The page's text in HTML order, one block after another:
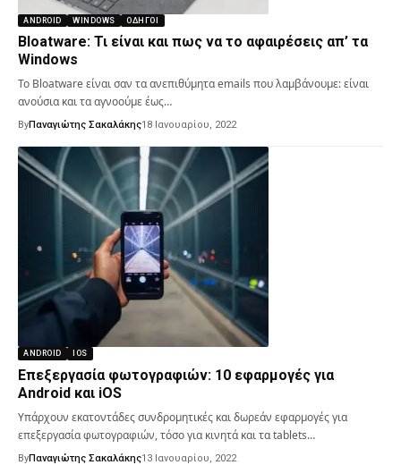
ANDROID WINDOWS ΟΔΗΓΟΊ
Bloatware: Τι είναι και πως να το αφαιρέσεις απ’ τα
Windows
Το Bloatware είναι σαν τα ανεπιθύμητα emails που λαμβάνουμε: είναι
ανούσια και τα αγνοούμε έως…
ByΠαναγιώτης Σακαλάκης18 Ιανουαρίου, 2022
ANDROID IOS
Επεξεργασία φωτογραφιών: 10 εφαρμογές για
Android και iOS
Υπάρχουν εκατοντάδες συνδρομητικές και δωρεάν εφαρμογές για
επεξεργασία φωτογραφιών, τόσο για κινητά και τα tablets…
ByΠαναγιώτης Σακαλάκης13 Ιανουαρίου, 2022